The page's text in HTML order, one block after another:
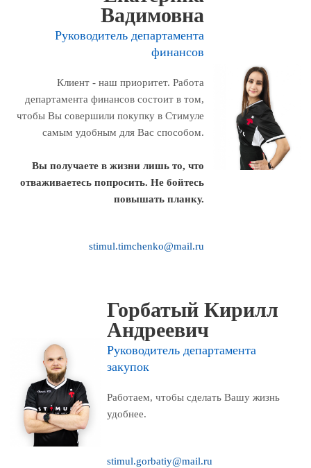
Вадимовна
Руководитель департамента
финансов
Клиент - наш приоритет. Работа
департамента финансов состоит в том,
чтобы Вы совершили покупку в Стимуле
самым удобным для Вас способом.
Вы получаете в жизни лишь то, что
отваживаетесь попросить.Не бойтесь
повышать планку.
stimul.timchenko@mail.ru
Горбатый Кирилл
Андреевич
Руководитель департамента
закупок
Работаем, чтобы сделать Вашу жизнь
удобнее.
stimul.gorbatiy@mail.ru